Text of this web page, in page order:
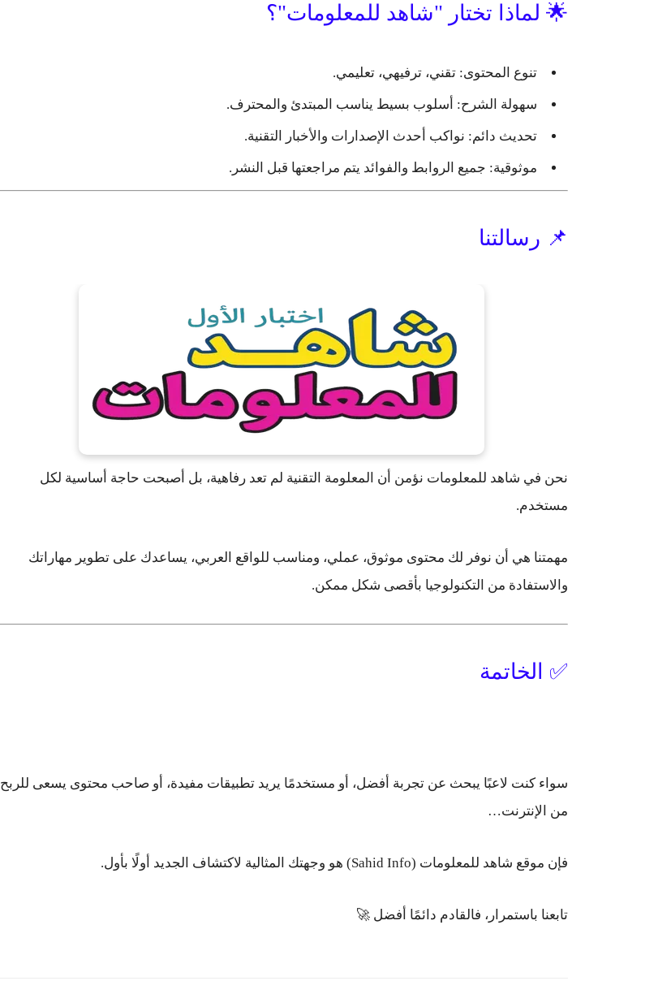
🌟 لماذا تختار "شاهد للمعلومات"؟
تنوع المحتوى: تقني، ترفيهي، تعليمي.
سهولة الشرح: أسلوب بسيط يناسب المبتدئ والمحترف.
تحديث دائم: نواكب أحدث الإصدارات والأخبار التقنية.
موثوقية: جميع الروابط والفوائد يتم مراجعتها قبل النشر.
📌 رسالتنا
نحن في شاهد للمعلومات نؤمن أن المعلومة التقنية لم تعد رفاهية، بل أصبحت حاجة أساسية لكل
مستخدم.
مهمتنا هي أن نوفر لك محتوى موثوق، عملي، ومناسب للواقع العربي، يساعدك على تطوير مهاراتك
والاستفادة من التكنولوجيا بأقصى شكل ممكن.
✅ الخاتمة
سواء كنت لاعبًا يبحث عن تجربة أفضل، أو مستخدمًا يريد تطبيقات مفيدة، أو صاحب محتوى يسعى للربح
من الإنترنت…
فإن موقع شاهد للمعلومات (Sahid Info) هو وجهتك المثالية لاكتشاف الجديد أولًا بأول.
تابعنا باستمرار، فالقادم دائمًا أفضل 🚀